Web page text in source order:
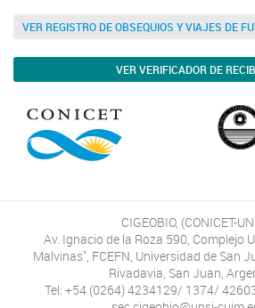
VER REGISTRO DE OBSEQUIOS Y VIAJES DE
VER VERIFICADOR DE
CIGEOBIO, (CONICET-
Av. Ignacio de la Roza 590, Complejo
Malvinas", FCEFN, Universidad de San
Rivadavia, San Juan,
Tel: +54 (0264) 4234129/ 1374/